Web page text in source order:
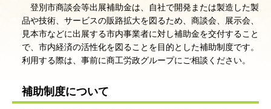
登別市商談会等出展補助金は、自社で開発または製造した製
品や技術、サービスの販路拡大を図るため、商談会、展示会、
見本市などに出展する市内事業者に対し補助金を交付すること
で、市内経済の活性化を図ることを目的とした補助制度です。
利用する際は、事前に商工労政グループにご相談ください。
補助制度について